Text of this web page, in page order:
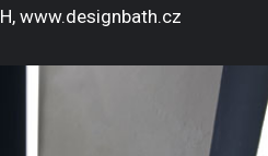
www.designbath.cz